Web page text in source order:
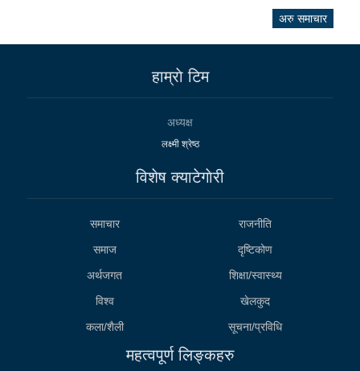
अरु समाचार
हाम्राे टिम
अध्यक्ष
लक्ष्मी श्रेष्ठ
विशेष क्याटेगाेरी
समाचार
राजनीति
समाज
दृष्टिकोण
अर्थजगत
शिक्षा/स्वास्थ्य
विश्व
खेलकुद
कला/शैली
सूचना/प्रविधि
महत्वपूर्ण लिङ्कहरु